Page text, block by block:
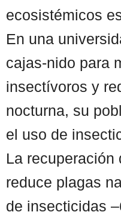
ecosistémicos
En una
cajas-nido para
insectívoros y
nocturna, su
el uso de
La recuperación
reduce plagas
de insecticidas